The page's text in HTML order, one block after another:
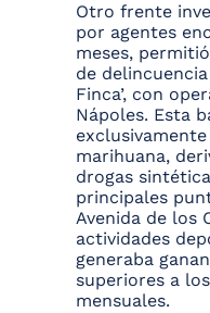
Otro frente
por agentes
meses,
de
Finca’, con
Nápoles. Esta
marihuana,
drogas
principales
Avenida de los
actividades
generaba
superiores a
mensuales.